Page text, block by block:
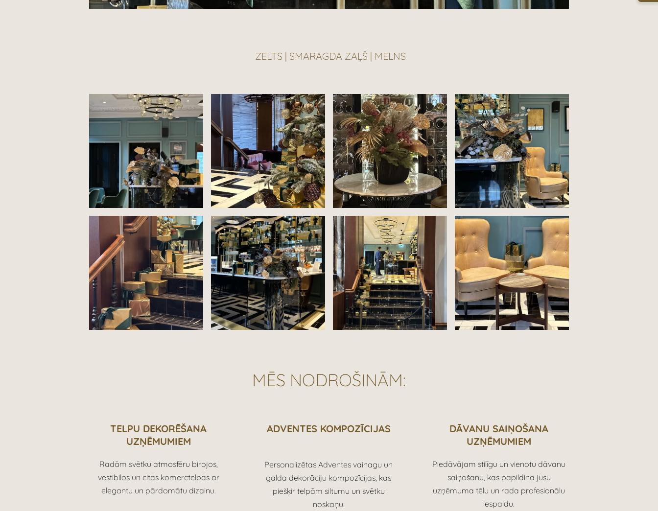
ZELTS | SMARAGDA ZAĻŠ | MELNS
MĒS NODROŠINĀM:
TELPU DEKORĒŠANA
UZŅĒMUMIEM
Radām svētku atmosfēru birojos,
vestibilos un citās komerctelpās ar
elegantu un pārdomātu dizainu.
ADVENTES KOMPOZĪCIJAS
Personalizētas Adventes vainagu un
galda dekorāciju kompozīcijas, kas
piešķir telpām siltumu un svētku
noskaņu.
DĀVANU SAIŅOŠANA
UZŅĒMUMIEM
Piedāvājam stilīgu un vienotu dāvanu
saiņošanu, kas papildina jūsu
uzņēmuma tēlu un rada profesionālu
iespaidu.